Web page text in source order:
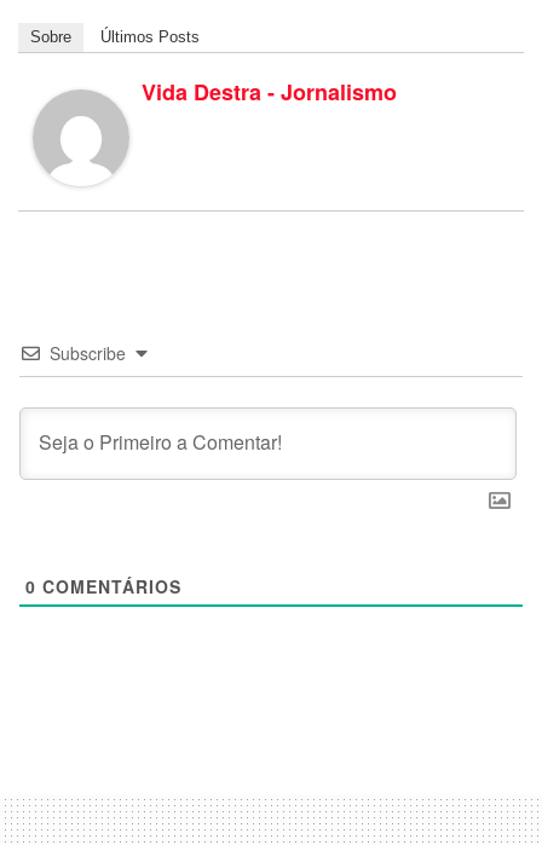
Sobre Últimos Posts
Vida Destra - Jornalismo
Subscribe
0 COMENTÁRIOS